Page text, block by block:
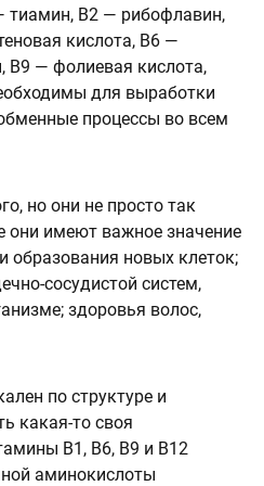
тиамин, B2 — рибофлавин,
кислота, B6 —
B9 — фолиевая кислота,
для выработки
процессы во всем
но они не просто так
они имеют важное значение
новых клеток;
сосудистой систем,
здоровья волос,
по структуре и
какая-то своя
В1, В6, В9 и В12
аминокислоты